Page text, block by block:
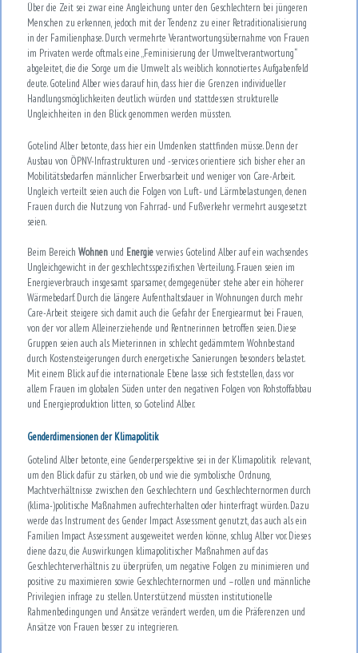
Über die Zeit sei zwar eine Angleichung unter den Geschlechtern bei jüngeren
Menschen zu erkennen, jedoch mit der Tendenz zu einer Retraditionalisierung
in der Familienphase. Durch vermehrte Verantwortungsübernahme von Frauen
im Privaten werde oftmals eine „Feminisierung der Umweltverantwortung“
abgeleitet, die die Sorge um die Umwelt als weiblich konnotiertes Aufgabenfeld
deute. Gotelind Alber wies darauf hin, dass hier die Grenzen individueller
Handlungsmöglichkeiten deutlich würden und stattdessen strukturelle
Ungleichheiten in den Blick genommen werden müssten.
Gotelind Alber betonte, dass hier ein Umdenken stattfinden müsse. Denn der
Ausbau von ÖPNV-Infrastrukturen und -services orientiere sich bisher eher an
Mobilitätsbedarfen männlicher Erwerbsarbeit und weniger von Care-Arbeit.
Ungleich verteilt seien auch die Folgen von Luft- und Lärmbelastungen, denen
Frauen durch die Nutzung von Fahrrad- und Fußverkehr vermehrt ausgesetzt
seien.
Beim BereichWohnen und Energieverwies Gotelind Alber auf ein wachsendes
Ungleichgewicht in der geschlechtsspezifischen Verteilung. Frauen seien im
Energieverbrauch insgesamt sparsamer, demgegenüber stehe aber ein höherer
Wärmebedarf. Durch die längere Aufenthaltsdauer in Wohnungen durch mehr
Care-Arbeit steigere sich damit auch die Gefahr der Energiearmut bei Frauen,
von der vor allem Alleinerziehende und Rentnerinnen betroffen seien. Diese
Gruppen seien auch als Mieterinnen in schlecht gedämmtem Wohnbestand
durch Kostensteigerungen durch energetische Sanierungen besonders belastet.
Mit einem Blick auf die internationale Ebene lasse sich feststellen, dass vor
allem Frauen im globalen Süden unter den negativen Folgen von Rohstoffabbau
und Energieproduktion litten, so Gotelind Alber.
Genderdimensionen der Klimapolitik
Gotelind Alber betonte, eine Genderperspektive sei in der Klimapolitik relevant,
um den Blick dafür zu stärken, ob und wie die symbolische Ordnung,
Machtverhältnisse zwischen den Geschlechtern und Geschlechternormen durch
(klima-)politische Maßnahmen aufrechterhalten oder hinterfragt würden. Dazu
werde das Instrument des Gender Impact Assessment genutzt, das auch als ein
Familien Impact Assessment ausgeweitet werden könne, schlug Alber vor. Dieses
diene dazu, die Auswirkungen klimapolitischer Maßnahmen auf das
Geschlechterverhältnis zu überprüfen, um negative Folgen zu minimieren und
positive zu maximieren sowie Geschlechternormen und –rollen und männliche
Privilegien infrage zu stellen. Unterstützend müssten institutionelle
Rahmenbedingungen und Ansätze verändert werden, um die Präferenzen und
Ansätze von Frauen besser zu integrieren.